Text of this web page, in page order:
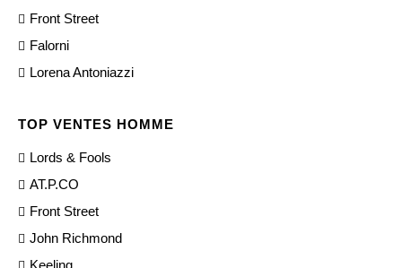
Front Street
Falorni
Lorena Antoniazzi
TOP VENTES HOMME
Lords & Fools
AT.P.CO
Front Street
John Richmond
Keeling